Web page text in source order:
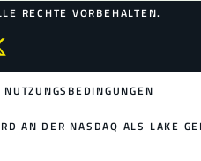
RECHTE VORBEHALTEN.
NUTZUNGSBEDINGUNGEN
AN DER NASDAQ ALS LAKE